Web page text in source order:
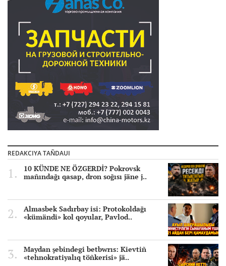
REDAKCIYA TAÑDAUI
10 KÜNDE NE ÖZGERDİ? Pokrovsk
mañındağı qasap, dron soğısı jäne j..
Almasbek Sadırbay isi: Protokoldağı
«kümändi» kol qoyular, Pavlod..
Maydan şebindegi betbwrıs: Kievtiñ
«tehnokratiyalıq töñkerisi» jä..